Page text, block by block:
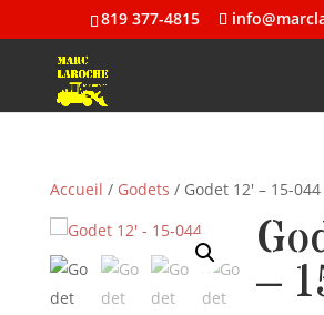
819 377-4815
Accueil / Godets / Godet 12′ – 15-044
–